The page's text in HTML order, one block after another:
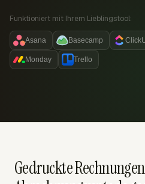
Funktioniert mit Ihrem Lieblingstool:
Asana Basecamp
Monday Trello
Gedruckte